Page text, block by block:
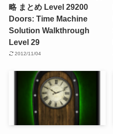
略 まとめ Level 29200
Doors: Time Machine
Solution Walkthrough
Level 29
2012/11/04